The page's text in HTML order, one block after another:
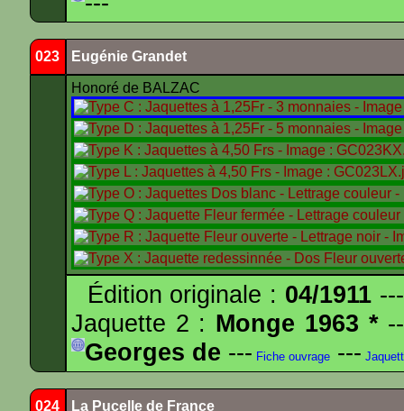
023 Eugénie Grandet
Honoré de BALZAC
Édition originale : 04/1911
Jaquette 2 : Monge 1963 *
Georges de --- Fiche ouvrage ---
024 La Pucelle de France